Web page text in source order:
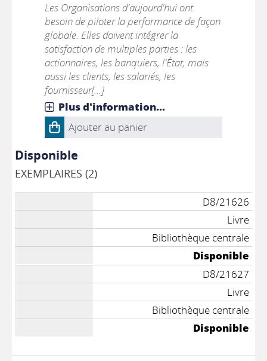
Les Organisations d'aujourd'hui ont
besoin de piloter la performance de façon
globale. Elles doivent intégrer la
satisfaction de multiples parties : les
actionnaires, les banquiers, l'État, mais
aussi les clients, les salariés, les
fournisseur[...]
Plus d'information...
Ajouter au panier
Disponible
EXEMPLAIRES (2)
D8/21626
Livre
Bibliothèque centrale
Disponible
D8/21627
Livre
Bibliothèque centrale
Disponible